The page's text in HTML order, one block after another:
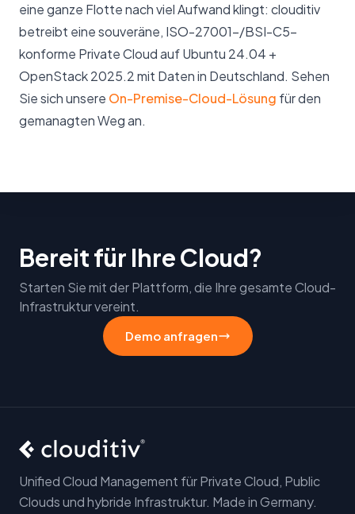
eine ganze Flotte nach viel Aufwand klingt: clouditiv
betreibt eine souveräne, ISO-27001-/BSI-C5-
konforme Private Cloud auf Ubuntu 24.04 +
OpenStack 2025.2 mit Daten in Deutschland. Sehen
Sie sich unsere On-Premise-Cloud-Lösung für den
gemanagten Weg an.
Bereit für Ihre Cloud?
Starten Sie mit der Plattform, die Ihre gesamte Cloud-
Infrastruktur vereint.
Demo anfragen
Unified Cloud Management für Private Cloud, Public
Clouds und hybride Infrastruktur. Made in Germany.